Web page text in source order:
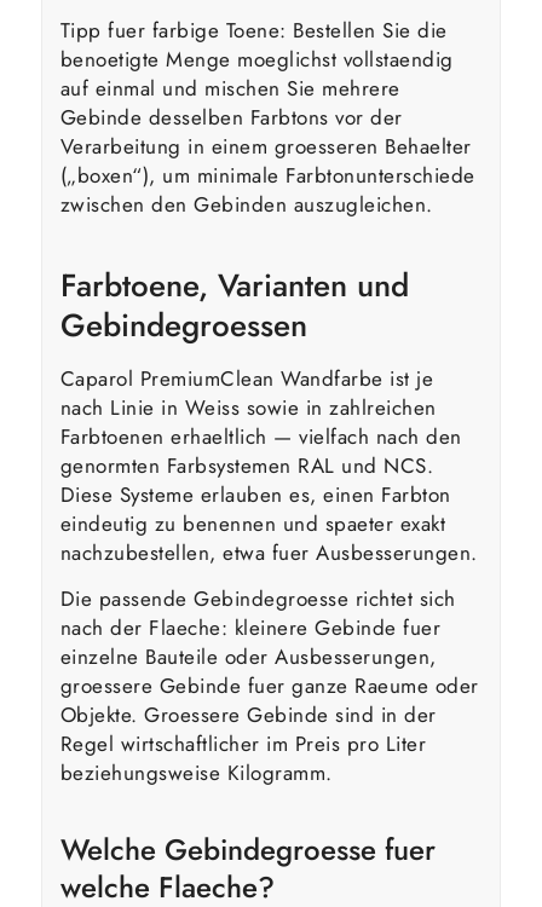
Tipp fuer farbige Toene: Bestellen Sie die
benoetigte Menge moeglichst vollstaendig
auf einmal und mischen Sie mehrere
Gebinde desselben Farbtons vor der
Verarbeitung in einem groesseren Behaelter
(„boxen“), um minimale Farbtonunterschiede
zwischen den Gebinden auszugleichen.
Farbtoene, Varianten und
Gebindegroessen
Caparol PremiumClean Wandfarbe ist je
nach Linie in Weiss sowie in zahlreichen
Farbtoenen erhaeltlich — vielfach nach den
genormten Farbsystemen RAL und NCS.
Diese Systeme erlauben es, einen Farbton
eindeutig zu benennen und spaeter exakt
nachzubestellen, etwa fuer Ausbesserungen.
Die passende Gebindegroesse richtet sich
nach der Flaeche: kleinere Gebinde fuer
einzelne Bauteile oder Ausbesserungen,
groessere Gebinde fuer ganze Raeume oder
Objekte. Groessere Gebinde sind in der
Regel wirtschaftlicher im Preis pro Liter
beziehungsweise Kilogramm.
Welche Gebindegroesse fuer
welche Flaeche?